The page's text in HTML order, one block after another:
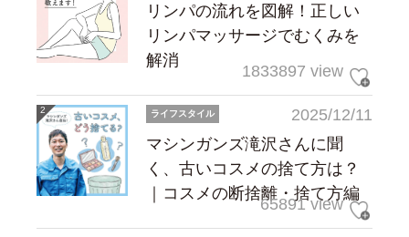
リンパの流れを図解！正しい
リンパマッサージでむくみを
解消
1833897 view
2025/12/11
ライフスタイル
マシンガンズ滝沢さんに聞
く、古いコスメの捨て方は？
｜コスメの断捨離・捨て方編
65891 view